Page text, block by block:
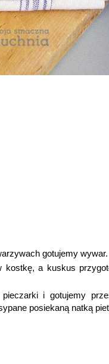
gotujemy wywar.
a kuskus
i gotujemy
posiekaną natką